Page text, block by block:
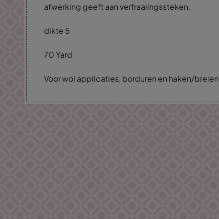
afwerking geeft aan verfraaiingssteken.
dikte 5
70 Yard
Voor wol applicaties, borduren en haken/